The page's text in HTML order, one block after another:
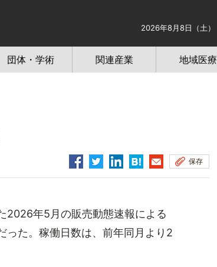
2026年8月8日（土）
団体・学術 関連産業 地域医療
保存
2026年5月の販売動態速報による
った。稼働日数は、前年同月より2